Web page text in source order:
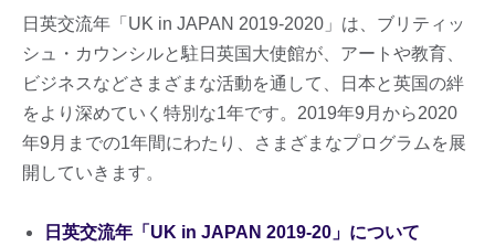
日英交流年「UK in JAPAN 2019-2020」は、ブリティッ
シュ・カウンシルと駐日英国大使館が、アートや教育、
ビジネスなどさまざまな活動を通して、日本と英国の絆
をより深めていく特別な1年です。2019年9月から2020
年9月までの1年間にわたり、さまざまなプログラムを展
開していきます。
日英交流年「UK in JAPAN 2019-20」について